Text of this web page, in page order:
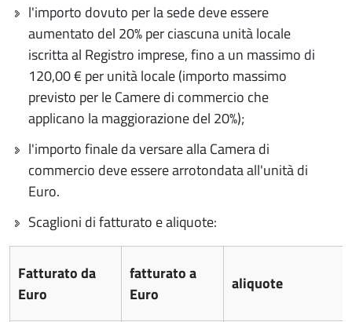
l'importo dovuto per la sede deve essere
aumentato del 20% per ciascuna unità locale
iscritta al Registro imprese, fino a un massimo di
120,00 € per unità locale (importo massimo
previsto per le Camere di commercio che
applicano la maggiorazione del 20%);
l'importo finale da versare alla Camera di
commercio deve essere arrotondata all'unità di
Euro.
Scaglioni di fatturato e aliquote:
Fatturato da
Euro
fatturato a
Euro
aliquote